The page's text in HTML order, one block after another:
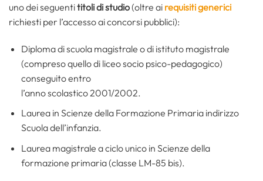
uno dei seguentititoli di studio(oltre ai requisiti generici
richiesti per l’accesso ai concorsi pubblici):
Diploma di scuola magistrale o di istituto magistrale
(compreso quello di liceo socio psico-pedagogico)
conseguito entro
l’anno scolastico 2001/2002.
Laurea in Scienze della Formazione Primaria indirizzo
Scuola dell’infanzia.
Laurea magistrale a ciclo unico in Scienze della
formazione primaria (classe LM-85 bis).